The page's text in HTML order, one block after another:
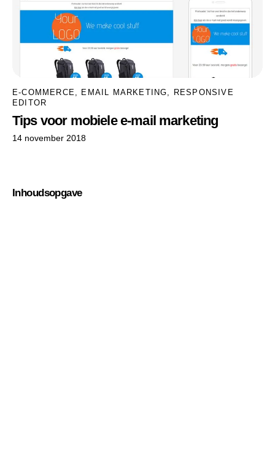
E-COMMERCE, EMAIL MARKETING,
RESPONSIVE
EDITOR
Tips voor mobiele e-mail marketing
14 november 2018
Inhoudsopgave